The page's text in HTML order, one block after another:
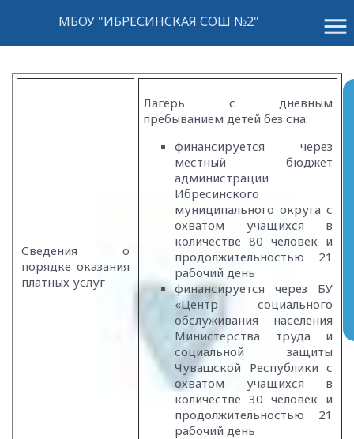
menu
МБОУ "ИБРЕСИНСКАЯ СОШ №2"
Сведения о
порядке оказания
платных услуг
Лагерь с дневным
пребыванием детей без сна:
финансируется через
местный бюджет
администрации
Ибресинского
муниципального округа с
охватом учащихся в
количестве 80 человек и
продолжительностью 21
рабочий день
финансируется через БУ
«Центр социального
обслуживания населения
Министерства труда и
социальной защиты
Чувашской Республики с
охватом учащихся в
количестве 30 человек и
продолжительностью 21
рабочий день